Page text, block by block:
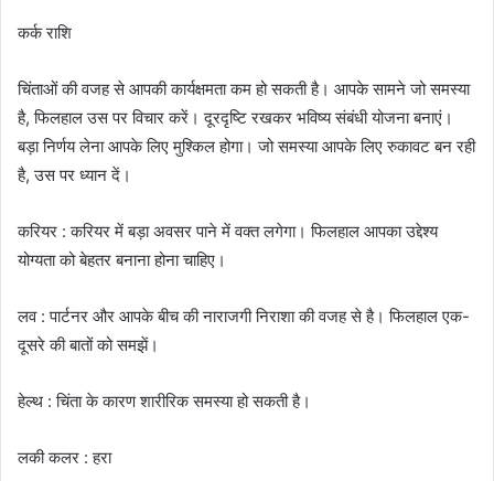
कर्क राशि
चिंताओं की वजह से आपकी कार्यक्षमता कम हो सकती है। आपके सामने जो समस्या
है, फिलहाल उस पर विचार करें। दूरदृष्टि रखकर भविष्य संबंधी योजना बनाएं।
बड़ा निर्णय लेना आपके लिए मुश्किल होगा। जो समस्या आपके लिए रुकावट बन रही
है, उस पर ध्यान दें।
करियर : करियर में बड़ा अवसर पाने में वक्त लगेगा। फिलहाल आपका उद्देश्य
योग्यता को बेहतर बनाना होना चाहिए।
लव : पार्टनर और आपके बीच की नाराजगी निराशा की वजह से है। फिलहाल एक-
दूसरे की बातों को समझें।
हेल्थ : चिंता के कारण शारीरिक समस्या हो सकती है।
लकी कलर : हरा